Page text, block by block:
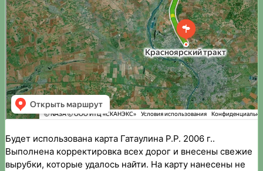
Будет использована карта Гатаулина Р.Р. 2006 г..
Выполнена корректировка всех дорог и внесены свежие
вырубки, которые удалось найти. На карту нанесены не